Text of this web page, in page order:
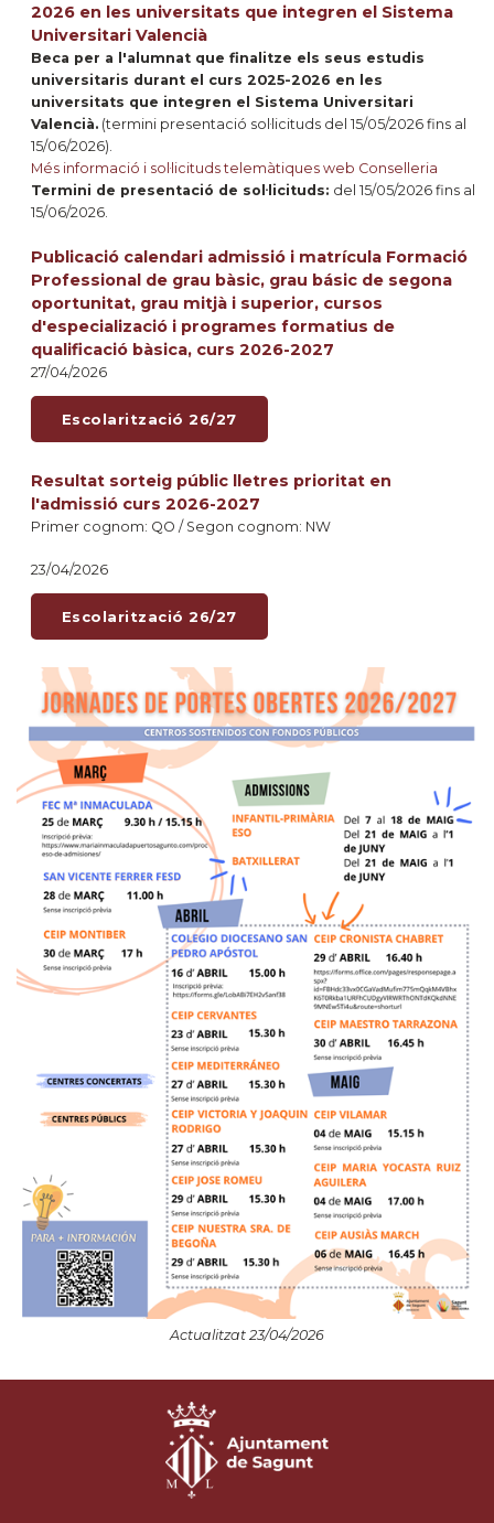
2026 en les universitats que integren el Sistema
Universitari Valencià
Beca per a l'alumnat que finalitze els seus estudis
universitaris durant el curs 2025-2026 en les
universitats que integren el Sistema Universitari
Valencià.(termini presentació sol·licituds del 15/05/2026 fins al
15/06/2026).
Més informació i sol·licituds telemàtiques web Conselleria
Termini de presentació de sol·licituds: del 15/05/2026 fins al
15/06/2026.
Publicació calendari admissió i matrícula Formació
Professional de grau bàsic, grau básic de segona
oportunitat, grau mitjà i superior, cursos
d'especializació i programes formatius de
qualificació bàsica, curs 2026-2027
27/04/2026
Escolarització 26/27
Resultat sorteig públic lletres prioritat en
l'admissió curs 2026-2027
Primer cognom: QO / Segon cognom: NW
23/04/2026
Escolarització 26/27
Actualitzat 23/04/2026